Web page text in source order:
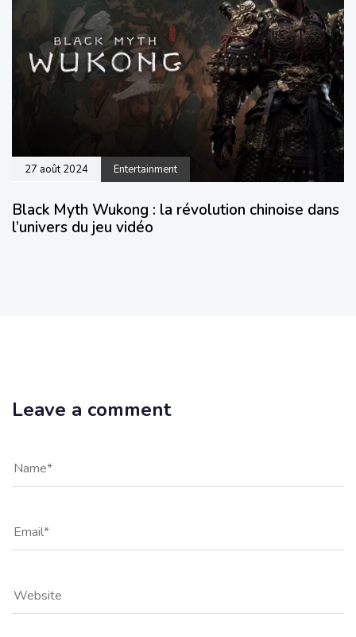
27 août 2024 Entertainment
Black Myth Wukong : la révolution chinoise dans
l’univers du jeu vidéo
Leave a comment